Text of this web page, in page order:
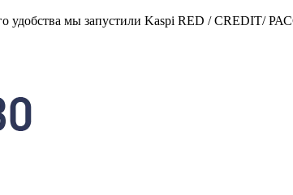
удобства мы запустили Kaspi RED / CREDIT/